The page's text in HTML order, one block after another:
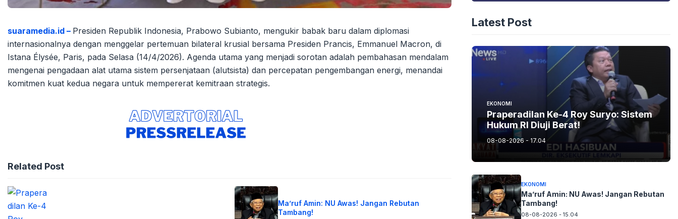
suaramedia.id – Presiden Republik Indonesia, Prabowo Subianto, mengukir babak baru dalam diplomasi
internasionalnya dengan menggelar pertemuan bilateral krusial bersama Presiden Prancis, Emmanuel Macron, di
Istana Élysée, Paris, pada Selasa (14/4/2026). Agenda utama yang menjadi sorotan adalah pembahasan mendalam
mengenai pengadaan alat utama sistem persenjataan (alutsista) dan percepatan pengembangan energi, menandai
komitmen kuat kedua negara untuk mempererat kemitraan strategis.
Related Post
Ma’ruf Amin: NU Awas! Jangan Rebutan
Tambang!
Latest Post
EKONOMI
Praperadilan Ke-4 Roy Suryo: Sistem
Hukum RI Diuji Berat!
08-08-2026 - 17.04
EKONOMI
Ma’ruf Amin: NU Awas! Jangan Rebutan
Tambang!
08-08-2026 - 15.04